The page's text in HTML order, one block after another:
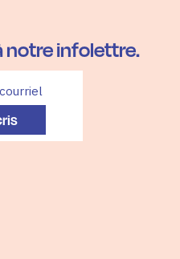
notre infolettre.